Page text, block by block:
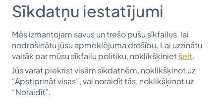
Sīkdatņu iestatījumi
Mēs izmantojam savus un trešo pušu sīkfailus, lai
nodrošinātu jūsu apmeklējuma drošību. Lai uzzinātu
vairāk par mūsu sīkfailu politiku, noklikšķiniet šeit
Jūs varat piekrist visām sīkdatnēm, noklikšķinot uz
“Apstiprināt visas”, vai noraidīt tās, noklikšķinot uz
“Noraidīt”.